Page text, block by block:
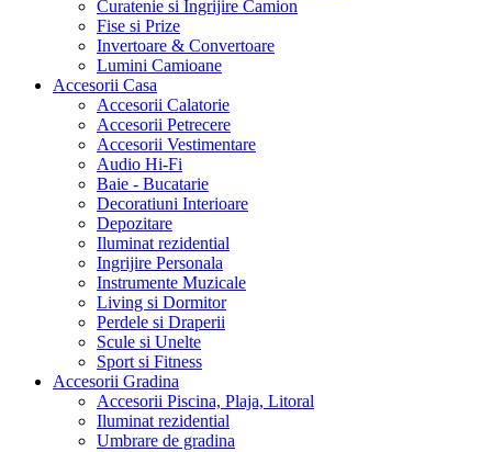
Curatenie si Ingrijire Camion
Fise si Prize
Invertoare & Convertoare
Lumini Camioane
Accesorii Casa
Accesorii Calatorie
Accesorii Petrecere
Accesorii Vestimentare
Audio Hi-Fi
Baie - Bucatarie
Decoratiuni Interioare
Depozitare
Iluminat rezidential
Ingrijire Personala
Instrumente Muzicale
Living si Dormitor
Perdele si Draperii
Scule si Unelte
Sport si Fitness
Accesorii Gradina
Accesorii Piscina, Plaja, Litoral
Iluminat rezidential
Umbrare de gradina